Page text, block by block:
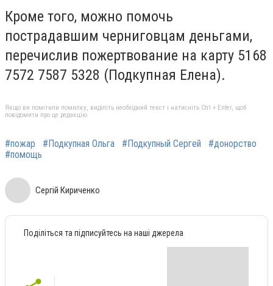
Кроме того, можно помочь
пострадавшим черниговцам деньгами,
перечислив пожертвование на карту 5168
7572 7587 5328 (Подкупная Елена).
Якщо ви помітили помилку, виділіть необхідний текст і натисніть Ctrl + Enter, щоб
повідомити про це редакцію
#пожар #Подкупная Ольга #Подкупный Сергей
#донорство
#помощь
Сергій Кириченко
Поділіться та підписуйтесь на наші джерела